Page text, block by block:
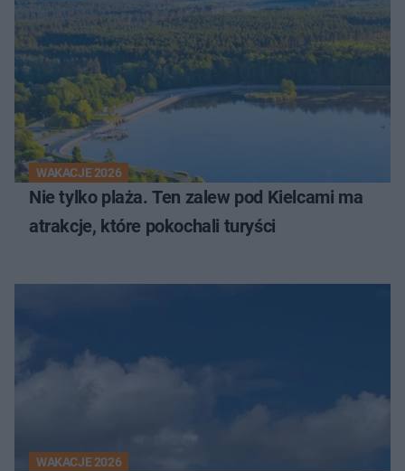
WAKACJE 2026
Nie tylko plaża. Ten zalew pod Kielcami ma
atrakcje, które pokochali turyści
WAKACJE 2026